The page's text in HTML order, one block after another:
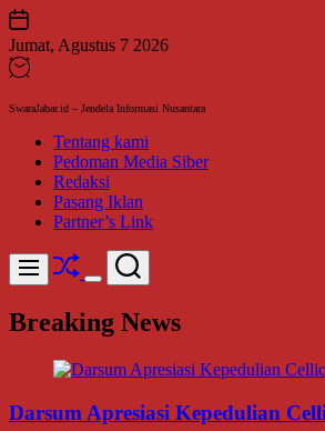
Skip
to
content
Jumat, Agustus 7 2026
SwaraJabar.id – Jendela Informasi Nusantara
Tentang kami
Pedoman Media Siber
Redaksi
Pasang Iklan
Partner’s Link
Menu Shuffle
Switch
mode
Search
Breaking News
Darsum Apresiasi Kepedulian